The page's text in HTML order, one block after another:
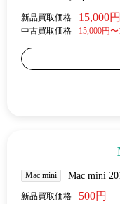
新品買取価格 15,000円
中古買取価格 15,000円〜
Mac mini Mac mini
新品買取価格 500円